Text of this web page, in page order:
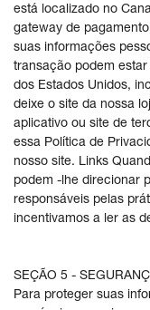
está localizado no
gateway de
suas informações
transação podem
dos Estados Unidos,
deixe o site da nossa
aplicativo ou site de
essa Política de
nosso site. Links
podem -lhe direcionar
responsáveis pelas
incentivamos a ler as
SEÇÃO 5 -
Para proteger suas